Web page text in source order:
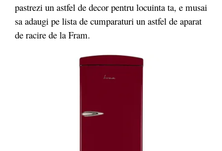
pastrezi un astfel de decor pentru locuinta ta, e musai
sa adaugi pe lista de cumparaturi un astfel de aparat
de racire de la Fram.